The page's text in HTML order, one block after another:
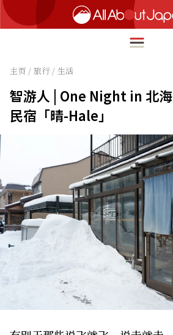
HOME
美食
文化
热点
主页 / 旅行 / 生活
智游人 | One Night in 北
民宿「晴-Hale」